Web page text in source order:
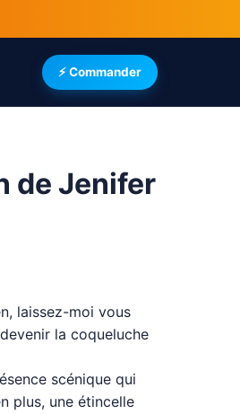
⚡ Commander
de Jenifer
laissez-moi vous
la coqueluche
scénique qui
plus, une étincelle